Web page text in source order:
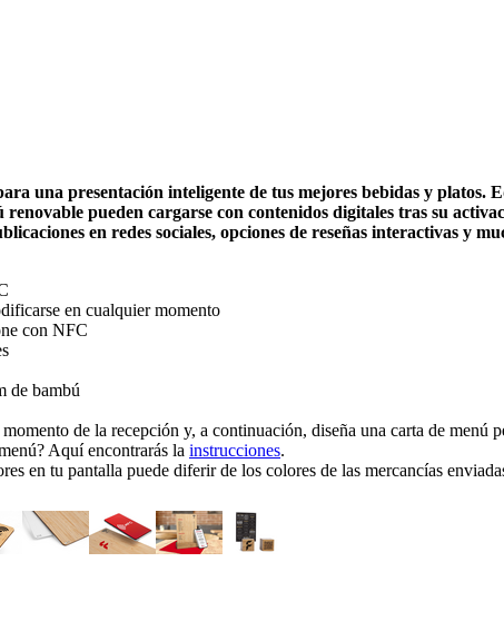
una presentación inteligente de tus mejores bebidas y
pueden cargarse con contenidos digitales tras su
en redes sociales, opciones de reseñas interactivas y
en cualquier momento
con NFC
de bambú
de la recepción y, a continuación, diseña una carta de menú
Aquí encontrarás la instrucciones.
en tu pantalla puede diferir de los colores de las mercancías